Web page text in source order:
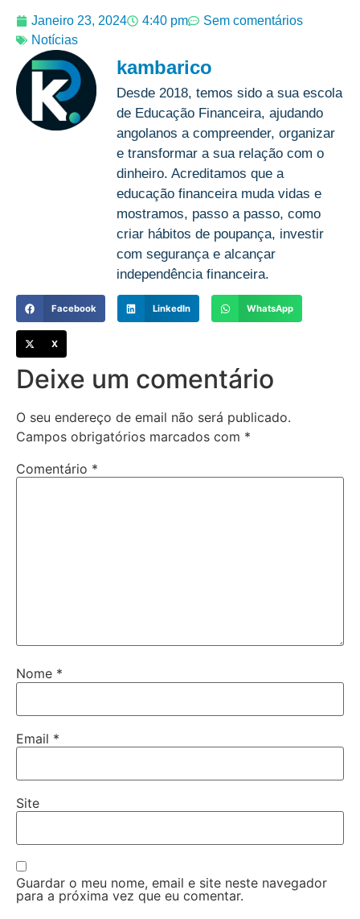
Janeiro 23, 2024 4:40 pm
Sem comentários
Notícias
kambarico
Desde 2018, temos sido a sua escola
de Educação Financeira, ajudando
angolanos a compreender, organizar
e transformar a sua relação com o
dinheiro. Acreditamos que a
educação financeira muda vidas e
mostramos, passo a passo, como
criar hábitos de poupança, investir
com segurança e alcançar
independência financeira.
Facebook LinkedIn WhatsApp
X
Deixe um comentário
O seu endereço de email não será publicado.
Campos obrigatórios marcados com *
Comentário *
Nome *
Email *
Site
Guardar o meu nome, email e site neste navegador
para a próxima vez que eu comentar.